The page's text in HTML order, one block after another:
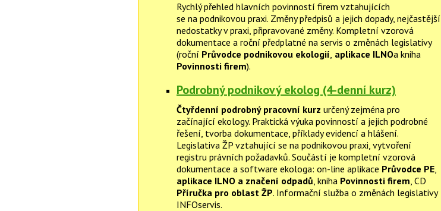
Rychlý přehled hlavních povinností firem vztahujících
se na podnikovou praxi. Změny předpisů a jejich dopady, nejčastější
nedostatky v praxi, připravované změny. Kompletní vzorová
dokumentace a roční předplatné na servis o změnách legislativy
(roční Průvodce podnikovou ekologií, aplikace ILNOa kniha
Povinnosti firem).
Podrobný podnikový ekolog (4-denní kurz)
Čtyřdenní podrobný pracovní kurz určený zejména pro
začínající ekology. Praktická výuka povinností a jejich podrobné
řešení, tvorba dokumentace, příklady evidencí a hlášení.
Legislativa ŽP vztahující se na podnikovou praxi, vytvoření
registru právních požadavků. Součástí je kompletní vzorová
dokumentace a software ekologa: on-line aplikace Průvodce PE
aplikace ILNO a značení odpadů , kniha Povinnosti firem , CD
Příručka pro oblast ŽP. Informační služba o změnách legislativy
INFOservis.